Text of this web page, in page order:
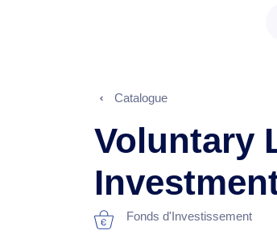
Catalogue
Voluntary
Fonds d'Investissement